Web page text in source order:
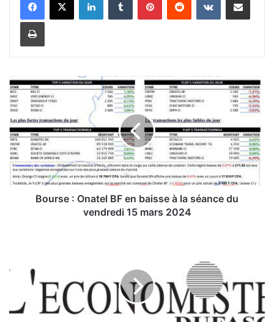
B
o
u
r
s
e
:
O
n
e
a
Bourse : Onatel BF en baisse à la séance du
vendredi 15 mars 2024
p